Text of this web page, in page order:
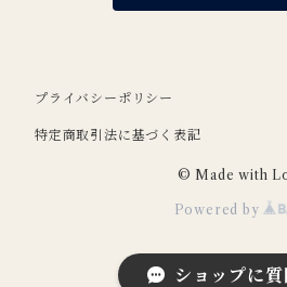
プライバシーポリシー
特定商取引法に基づく表記
© Made with
Powered by
ショップに質